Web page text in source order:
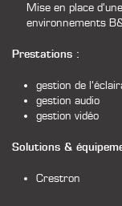
Mise en place
environnements
Prestations :
gestion de
gestion audio
gestion vidéo
Solutions &
Crestron